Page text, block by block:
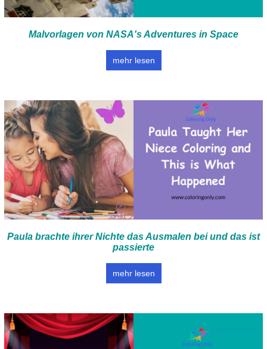
Malvorlagen von NASA's Adventures in Space
mehr lesen
Paula brachte ihrer Nichte das Ausmalen bei und das ist
passierte
mehr lesen